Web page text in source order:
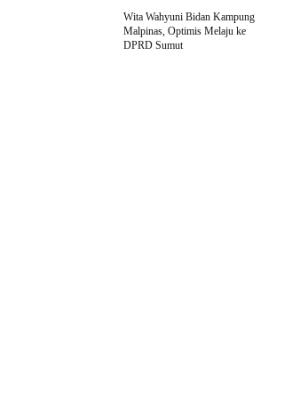
Wita Wahyuni Bidan Kampung
Malpinas, Optimis Melaju ke
DPRD Sumut